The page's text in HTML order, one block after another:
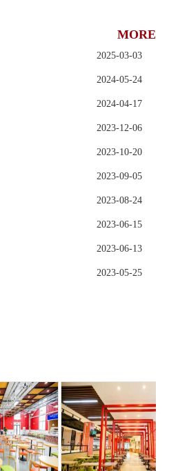
MORE
2025-03-03
2024-05-24
2024-04-17
2023-12-06
2023-10-20
2023-09-05
2023-08-24
2023-06-15
2023-06-13
2023-05-25